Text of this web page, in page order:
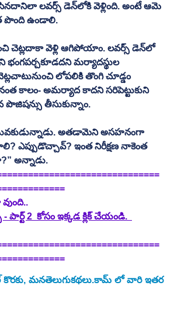
డెన్‌లోకి వెళ్లింది. అంటే ఆమె
పొంది ఉండాలి.
చెట్లదాకా వెళ్లి ఆగిపోయాం. లవర్స్ డెన్‌లో
భంగపర్చకూడదని మర్యాదస్థుల
లోపలికి తొంగి చూడ్డం
కాలం- అమర్యాద కాదని సరిపెట్టుకుని
పొజిషన్సు తీసుకున్నాం.
అతడామెని అసహనంగా
ఎప్పుడొచ్చావ్? ఇంత నిరీక్షణ నాకెంత
అన్నాడు.
ఇంకా వుంది..
పార్ట్ 2  కోసం ఇక్కడ క్లిక్ చేయండి.
కొరకు, మనతెలుగుకథలు.కామ్ లో వారి ఇతర